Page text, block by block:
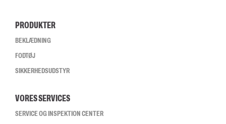
PRODUKTER
BEKLÆDNING
FODTØJ
SIKKERHEDSUDSTYR
VORES SERVICES
SERVICE OG INSPEKTION CENTER